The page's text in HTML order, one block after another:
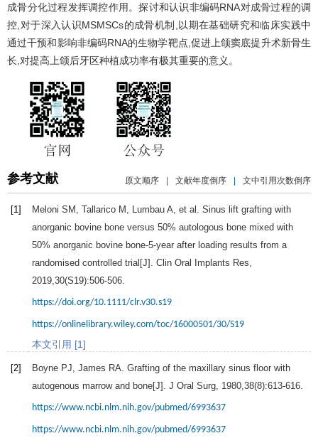
成骨分化过程发挥调控作用。探讨和认识非编码RNA对成骨过程的调
控,对于深入认识MSMSCs的成骨机制,以期在基础研究和临床实践中
通过干预和影响非编码RNA的生物学靶点,促进上颌窦底提升术新骨生
长,对提高上颌后牙区种植成功率有极其重要的意义。
参考文献 原文顺序 | 文献年度倒序 | 文中引用次数倒序
[1] Meloni SM Tallarico M Lumbau A , et al. Sinus lift grafting with
anorganic bovine bone versus 50% autologous bone mixed with
50% anorganic bovine bone-5-year after loading results from a
randomised controlled trial[J]. Clin Oral Implants Res
2019 30(S19):506-506.
https://doi.org/10.1111/clr.v30.s19
https://onlinelibrary.wiley.com/toc/16000501/30/S19
本文引用 [1]
[2] Boyne PJ James RA . Grafting of the maxillary sinus floor with
autogenous marrow and bone[J]. J Oral Surg 1980 38(8):613-616.
https://www.ncbi.nlm.nih.gov/pubmed/6993637
https://www.ncbi.nlm.nih.gov/pubmed/6993637